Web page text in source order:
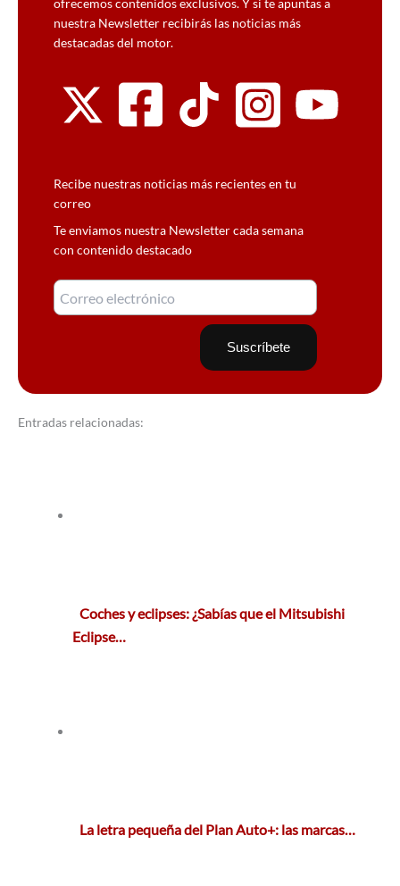
ofrecemos contenidos exclusivos. Y si te apuntas a
nuestra Newsletter recibirás las noticias más
destacadas del motor.
Recibe nuestras noticias más recientes en tu
correo
Te enviamos nuestra Newsletter cada semana
con contenido destacado
Entradas relacionadas:
Coches y eclipses: ¿Sabías que el Mitsubishi
Eclipse…
La letra pequeña del Plan Auto+: las marcas…